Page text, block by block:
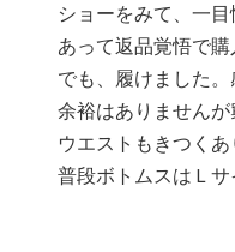
ショーをみて、一
あって返品覚悟で購
でも、履けました
余裕はありませんが
ウエストもきつく
普段ボトムスはＬサ